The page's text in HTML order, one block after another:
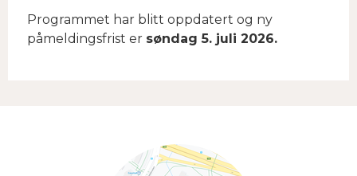
Programmet har blitt oppdatert og ny
påmeldingsfrist er søndag 5. juli 2026.